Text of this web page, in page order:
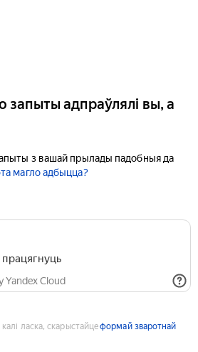
запыты адпраўлялі вы, а
з вашай прылады падобныя да
магло адбыцца?
працягнуць
Yandex Cloud
ласка, скарыстайцеформай зваротнай